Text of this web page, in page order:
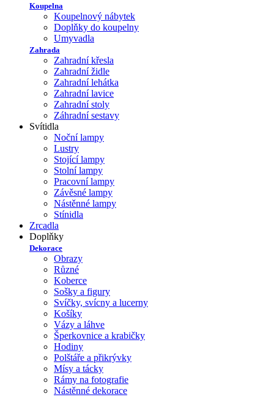
Koupelna
Koupelnový nábytek
Doplňky do koupelny
Umyvadla
Zahrada
Zahradní křesla
Zahradní židle
Zahradní lehátka
Zahradní lavice
Zahradní stoly
Záhradní sestavy
Svítidla
Noční lampy
Lustry
Stojící lampy
Stolní lampy
Pracovní lampy
Závěsné lampy
Nástěnné lampy
Stínidla
Zrcadla
Doplňky
Dekorace
Obrazy
Různé
Koberce
Sošky a figury
Svíčky, svícny a lucerny
Košíky
Vázy a láhve
Šperkovnice a krabičky
Hodiny
Polštáře a přikrývky
Mísy a tácky
Rámy na fotografie
Nástěnné dekorace